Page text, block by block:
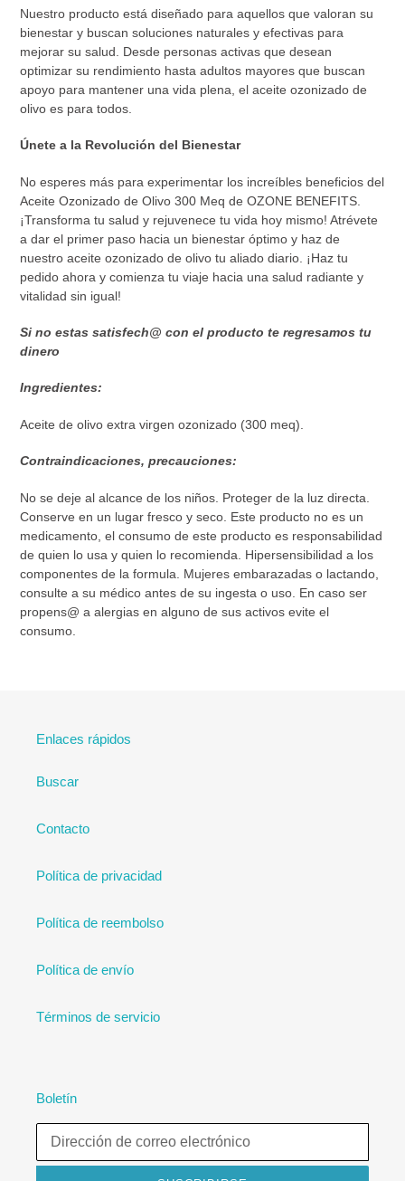
Nuestro producto está diseñado para aquellos que valoran su
bienestar y buscan soluciones naturales y efectivas para
mejorar su salud. Desde personas activas que desean
optimizar su rendimiento hasta adultos mayores que buscan
apoyo para mantener una vida plena, el aceite ozonizado de
olivo es para todos.
Únete a la Revolución del Bienestar
No esperes más para experimentar los increíbles beneficios del
Aceite Ozonizado de Olivo 300 Meq de OZONE BENEFITS.
¡Transforma tu salud y rejuvenece tu vida hoy mismo! Atrévete
a dar el primer paso hacia un bienestar óptimo y haz de
nuestro aceite ozonizado de olivo tu aliado diario. ¡Haz tu
pedido ahora y comienza tu viaje hacia una salud radiante y
vitalidad sin igual!
Si no estas satisfech@ con el producto te regresamos tu
dinero
Ingredientes:
Aceite de olivo extra virgen ozonizado (300 meq).
Contraindicaciones, precauciones:
No se deje al alcance de los niños. Proteger de la luz directa.
Conserve en un lugar fresco y seco. Este producto no es un
medicamento, el consumo de este producto es responsabilidad
de quien lo usa y quien lo recomienda. Hipersensibilidad a los
componentes de la formula. Mujeres embarazadas o lactando,
consulte a su médico antes de su ingesta o uso. En caso ser
propens@ a alergias en alguno de sus activos evite el
consumo.
Enlaces rápidos
Buscar
Contacto
Política de privacidad
Política de reembolso
Política de envío
Términos de servicio
Boletín